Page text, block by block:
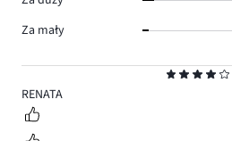
4
RENATA
Za mały